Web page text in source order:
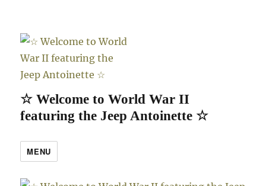
☆ Welcome to World War II
featuring the Jeep Antoinette ☆
MENU